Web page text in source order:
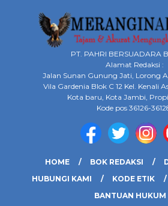
PT. PAHRI BERSUADARA
Alamat Redaksi :
Jalan Sunan Gunung Jati, Lorong
Vila Gardenia Blok C 12 Kel. Kenali
Kota baru, Kota Jambi,
Kode pos 36126-
HOME BOK REDAKSI
HUBUNGI KAMI
KODE ETIK
BANTUAN HUKUM